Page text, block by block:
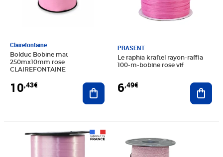
Clairefontaine
Bolduc Bobine mat
250mx10mm rose
CLAIREFONTAINE
10,43€ Ajouter au panier
PRASENT
Le raphia kraftel rayon-raffia
100-m-bobine rose vif
6,49€
Prix 6,77€